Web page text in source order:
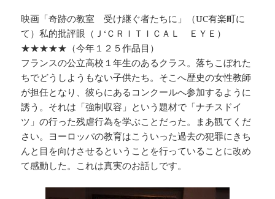
映画「奇跡の教室 受け継ぐ者たちに」（UC有楽町に
て）私的批評眼（Ｊ‘ＣＲＩＴＩＣＡＬ ＥＹＥ）
★★★★★（今年１２５作品目）
フランスの公立高校１年生のあるクラス。落ちこぼれた
ちでどうしようもない子供たち。そこへ歴史の女性教師
が担任となり、彼らにあるコンクールへ参加するように
誘う。それは「強制収容」という題材で「ナチスドイ
ツ」の行った残虐行為を学ぶことだった。まあ観てくだ
さい。ヨーロッパの教育はこういった過去の犯罪にきち
んと目を向けさせるということを行っていることに改め
て感動した。これは真実のお話しです。